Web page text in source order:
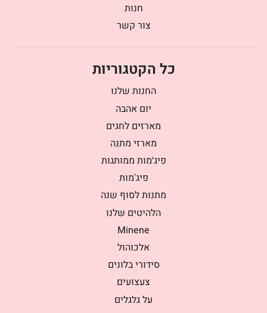
חנות
צור קשר
כל הקטגוריות
החנות שלנו
יום אהבה
מארזים לחגים
מארזי מתנה
פיג׳מות ממותגות
פיג'מות
מתנות לסוף שנה
הלהיטים שלנו
Minene
אלכוהול
סידורי בלונים
צעצועים
על גלגלים